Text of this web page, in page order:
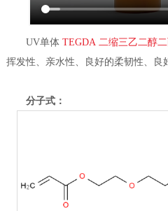
UV单体 TEGDA 二缩三乙二醇
挥发性、亲水性、良好的柔韧性、良
分子式：